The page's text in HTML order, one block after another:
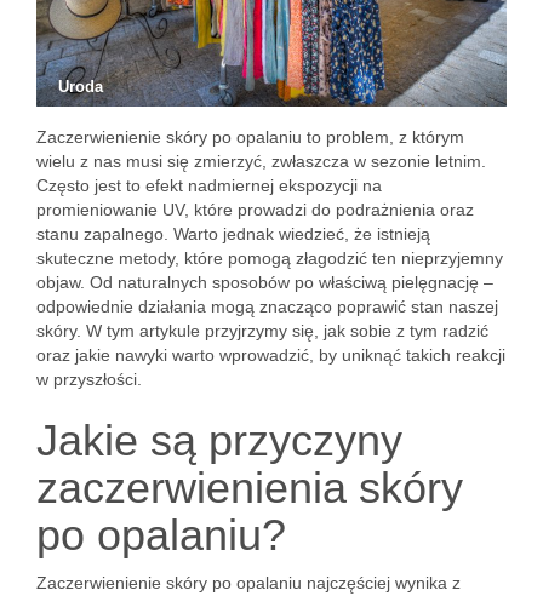
Uroda
Zaczerwienienie skóry po opalaniu to problem, z którym
wielu z nas musi się zmierzyć, zwłaszcza w sezonie letnim.
Często jest to efekt nadmiernej ekspozycji na
promieniowanie UV, które prowadzi do podrażnienia oraz
stanu zapalnego. Warto jednak wiedzieć, że istnieją
skuteczne metody, które pomogą złagodzić ten nieprzyjemny
objaw. Od naturalnych sposobów po właściwą pielęgnację –
odpowiednie działania mogą znacząco poprawić stan naszej
skóry. W tym artykule przyjrzymy się, jak sobie z tym radzić
oraz jakie nawyki warto wprowadzić, by uniknąć takich reakcji
w przyszłości.
Jakie są przyczyny
zaczerwienienia skóry
po opalaniu?
Zaczerwienienie skóry po opalaniu najczęściej wynika z